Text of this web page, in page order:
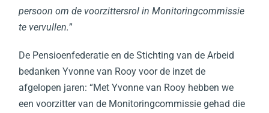
persoon om de voorzittersrol in Monitoringcommissie
te vervullen.”
De Pensioenfederatie en de Stichting van de Arbeid
bedanken Yvonne van Rooy voor de inzet de
afgelopen jaren: “Met Yvonne van Rooy hebben we
een voorzitter van de Monitoringcommissie gehad die